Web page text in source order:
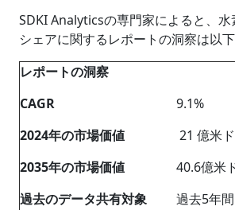
SDKI Analyticsの専門家によると、
シェアに関するレポートの洞察は以
レポートの洞察
CAGR
9.1%
2024年の市場価値
21 億米
2035年の市場価値
40.6億米
過去のデータ共有対象
過去5年